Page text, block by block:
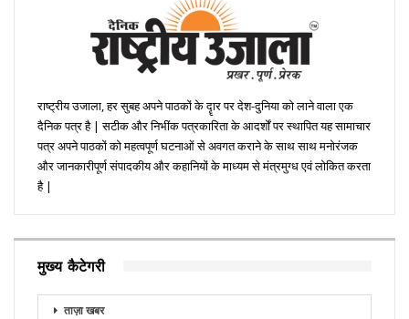
राष्ट्रीय उजाला, हर सुबह अपने पाठकों के दॄार पर देश-दुनिया को लाने वाला एक
दैनिक पत्र है | सटीक और निभींक पत्रकारिता के आदर्शों पर स्थापित यह सामाचार
पत्र अपने पाठकों को महत्वपूर्ण घटनाओं से अवगत कराने के साथ साथ मनोरंजक
और जानकारीपूर्ण संपादकीय और कहानियों के माध्यम से मंत्रमुग्ध एवं लोकित करता
है |
मुख्य कैटेगरी
ताज़ा खबर